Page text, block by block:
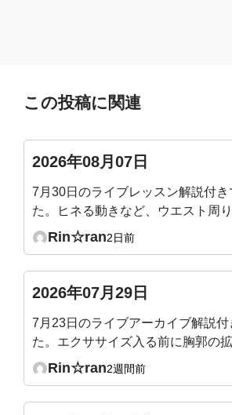
この投稿に関連
2026年08月07日
7月30日のライブレッスン解説付き
た。ヒネる動きなど、ウエスト周
持ち良かったです。腰痛にも効きそ
Rin☆ran2日前
2026年07月29日
7月23日のライブアーカイブ解説付
た。エクササイズ入る前に胸郭の
ったので、メジャーで測ってテス
Rin☆ran2週間前